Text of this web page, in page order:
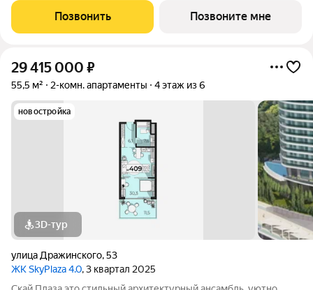
- Дома расположены в окружении гор, лесов и виноградников.
- Кристально чистый
Позвонить Позвоните мне
29 415 000 ₽
55,5 м² 2-комн. апартаменты 4 этаж из 6
новостройка
3D-тур
улица Дражинского,53
ЖК SkyPlaza 4.0, 3 квартал 2025